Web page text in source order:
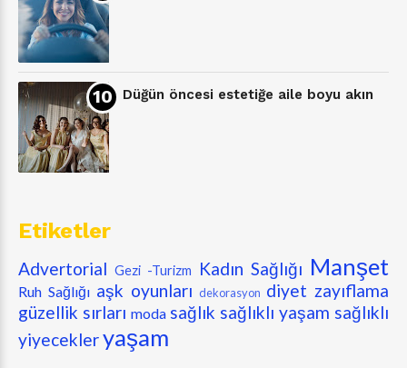
Düğün öncesi estetiğe aile boyu akın
Etiketler
Advertorial Gezi -Turizm Kadın Sağlığı Manşet
Ruh Sağlığı aşk oyunları dekorasyon diyet zayıflama
güzellik sırları moda sağlık sağlıklı yaşam sağlıklı
yiyecekleryaşam